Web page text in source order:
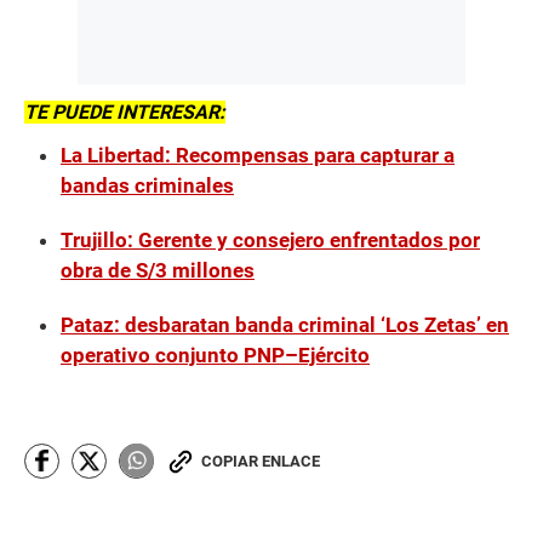
TE PUEDE INTERESAR:
La Libertad: Recompensas para capturar a
bandas criminales
Trujillo: Gerente y consejero enfrentados por
obra de S/3 millones
Pataz: desbaratan banda criminal ‘Los Zetas’ en
operativo conjunto PNP–Ejército
COPIAR ENLACE